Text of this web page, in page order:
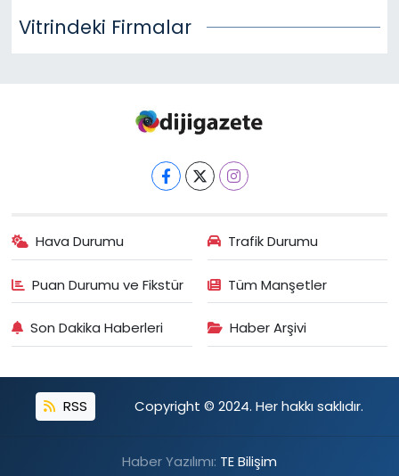
Vitrindeki Firmalar
Hava Durumu Trafik Durumu
Puan Durumu ve Fikstür Tüm Manşetler
Son Dakika Haberleri Haber Arşivi
RSS Copyright © 2024. Her hakkı saklıdır.
Haber Yazılımı: TE Bilişim
Otomobil Dünyası
TÜRKiYE
Video Galeri
YAŞAM
Yazarlar